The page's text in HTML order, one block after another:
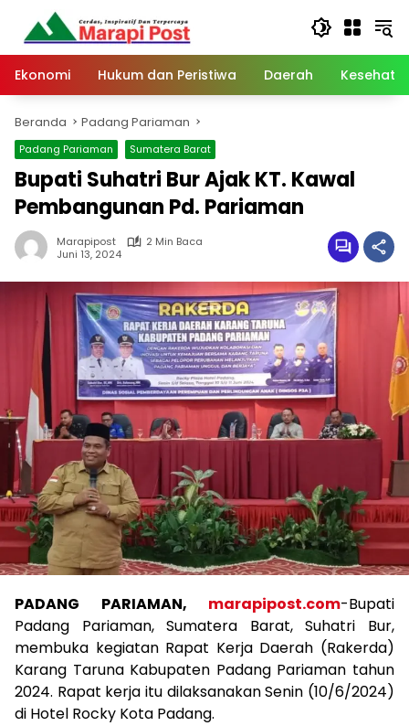
Langsung
konten
Ekonomi
Hukum dan Peristiwa Daerah
Beranda Padang Pariaman
Padang Pariaman Sumatera Barat
Bupati Suhatri Bur Ajak KT. Kawal
Pembangunan Pd. Pariaman
Marapipost
2 Min Baca
Juni 13, 2024
PADANG PARIAMAN, marapipost.com-Bupati
Padang Pariaman, Sumatera Barat, Suhatri Bur,
membuka kegiatan Rapat Kerja Daerah (Rakerda)
Karang Taruna Kabupaten Padang Pariaman tahun
2024. Rapat kerja itu dilaksanakan Senin (10/6/2024)
di Hotel Rocky Kota Padang.